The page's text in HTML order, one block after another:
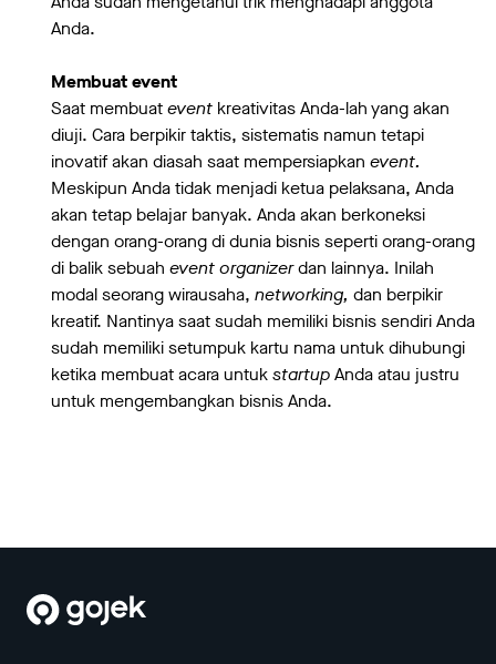
Anda.
Membuat event
Saat membuatevent kreativitas Anda-lah yang akan
diuji. Cara berpikir taktis, sistematis namun tetapi
inovatif akan diasah saat mempersiapkan event.
Meskipun Anda tidak menjadi ketua pelaksana, Anda
akan tetap belajar banyak. Anda akan berkoneksi
dengan orang-orang di dunia bisnis seperti orang-orang
di balik sebuah event organizerdan lainnya. Inilah
modal seorang wirausaha, networking, dan berpikir
kreatif. Nantinya saat sudah memiliki bisnis sendiri Anda
sudah memiliki setumpuk kartu nama untuk dihubungi
ketika membuat acara untukstartupAnda atau justru
untuk mengembangkan bisnis Anda.